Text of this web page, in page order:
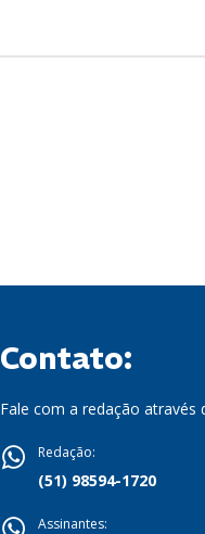
Contato:
Fale com a redação através
Redação:
(51) 98594-1720
Assinantes: